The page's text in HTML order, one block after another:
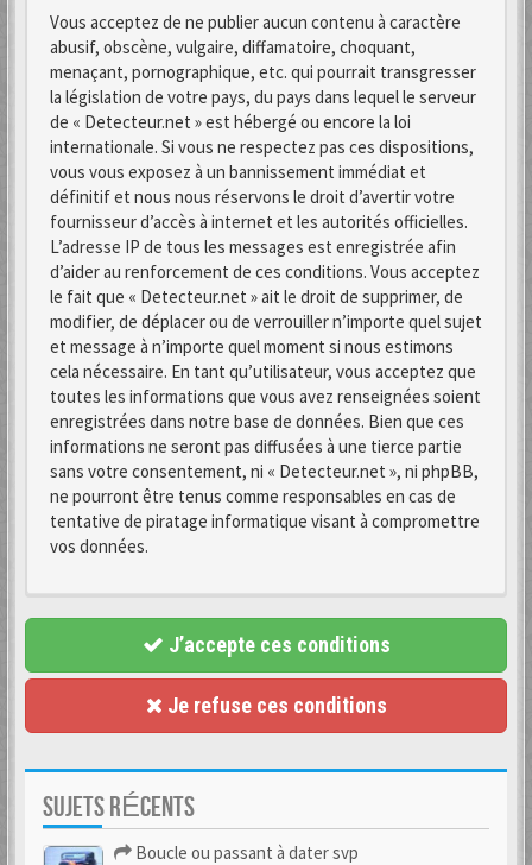
Vous acceptez de ne publier aucun contenu à caractère
abusif, obscène, vulgaire, diffamatoire, choquant,
menaçant, pornographique, etc. qui pourrait transgresser
la législation de votre pays, du pays dans lequel le serveur
de « Detecteur.net » est hébergé ou encore la loi
internationale. Si vous ne respectez pas ces dispositions,
vous vous exposez à un bannissement immédiat et
définitif et nous nous réservons le droit d’avertir votre
fournisseur d’accès à internet et les autorités officielles.
L’adresse IP de tous les messages est enregistrée afin
d’aider au renforcement de ces conditions. Vous acceptez
le fait que « Detecteur.net » ait le droit de supprimer, de
modifier, de déplacer ou de verrouiller n’importe quel sujet
et message à n’importe quel moment si nous estimons
cela nécessaire. En tant qu’utilisateur, vous acceptez que
toutes les informations que vous avez renseignées soient
enregistrées dans notre base de données. Bien que ces
informations ne seront pas diffusées à une tierce partie
sans votre consentement, ni « Detecteur.net », ni phpBB,
ne pourront être tenus comme responsables en cas de
tentative de piratage informatique visant à compromettre
vos données.
J’accepte ces conditions
Je refuse ces conditions
SUJETS RÉCENTS
Boucle ou passant à dater svp